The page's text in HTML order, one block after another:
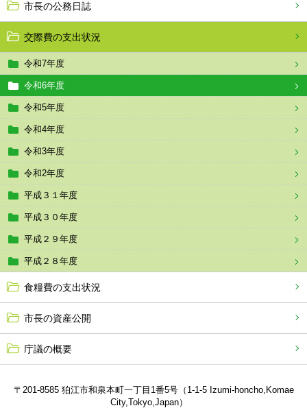
市長の公務日誌
交際費の支出状況
令和7年度
令和6年度
令和5年度
令和4年度
令和3年度
令和2年度
平成３１年度
平成３０年度
平成２９年度
平成２８年度
食糧費の支出状況
市長の資産公開
庁議の概要
〒201-8585 狛江市和泉本町一丁目1番5号（1-1-5 Izumi-honcho,Komae
City,Tokyo,Japan）